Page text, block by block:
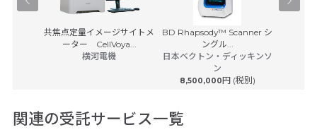
共焦点定量イメージサイトメ
ーター CellVoya...
横河電機
BD Rhapsody™ Scanner シ
ングル...
日本ベクトン・ディッキンソ
ン
8,500,000円 (税別)
関連の受託サービス一覧